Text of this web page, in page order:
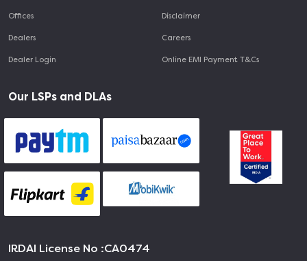
Offices
Dealers
Dealer Login
Disclaimer
Careers
Online EMI Payment T&Cs
Our LSPs and DLAs
IRDAI License No :CA0474